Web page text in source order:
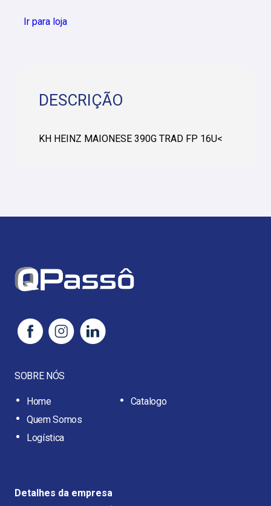
Ir para loja
DESCRIÇÃO
KH HEINZ MAIONESE 390G TRAD FP 16U<
SOBRE NÓS
Home
Quem Somos
Logística
Catalogo
Detalhes da empresa